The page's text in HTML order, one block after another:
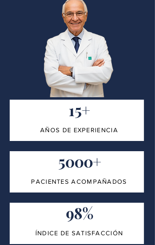
15+
AÑOS DE EXPERIENCIA
5000+
PACIENTES ACOMPAÑADOS
98%
ÍNDICE DE SATISFACCIÓN